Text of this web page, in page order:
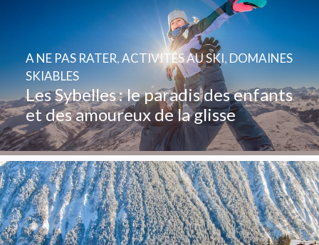
Les Sybelles : le paradis des enfants
et des amoureux de la glisse
A NE PAS RATER,ACTIVITÉS AU SKI, DOMAINES
SKIABLES